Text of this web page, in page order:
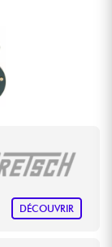
DÉCOUVRIR